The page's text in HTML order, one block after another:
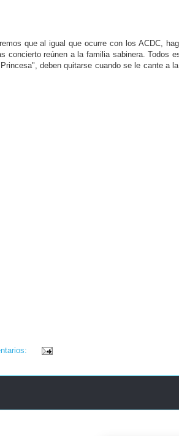
que al igual que ocurre con los ACDC,
reúnen a la familia sabinera. Todos
deben quitarse cuando se le cante a